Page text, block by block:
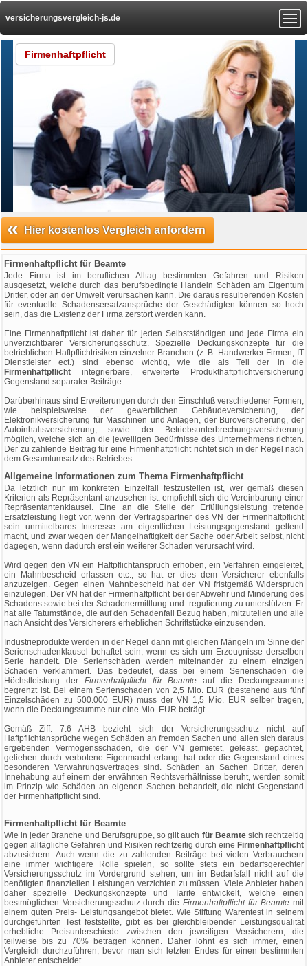
versicherungsvergleich-js.de
Firmenhaftpflicht
« Hier kostenlos Vergleich anfordern
Firmenhaftpflicht für Beamte
Jede Firma ist im beruflichen Alltag bestimmten Gefahren und Risiken
ausgesetzt, welche durch das berufsbedingte Handeln Schäden am Eigentum
Dritter, oder an der Umwelt verursachen kann. Die daraus resultierenden Kosten
für eventuelle Schadensersatzansprüche der Geschädigten können so hoch
sein, das die Existenz der Firma zerstört werden kann.
Eine Firmenhaftpflicht ist daher für jeden Selbstständigen und jede Firma ein
unverzichtbarer Versicherungsschutz. Spezielle Deckungskonzepte für die
betrieblichen Haftpflichtrisiken einzelner Branchen (z. B. Handwerker Firmen, IT
Dienstleister ect.) sind ebenso wichtig, wie die als Teil der in die
Firmenhaftpflicht integrierbare, erweiterte Produkthaftpflichtversicherung
Gegenstand separater Beiträge.
Darüberhinaus sind Erweiterungen durch den Einschluß verschiedener Formen,
wie beispielsweise der gewerblichen Gebäudeversicherung, der
Elektronikversicherung für Maschinen und Anlagen, der Büroversicherung, der
Autoinhaltsversicherung, sowie der Betriebsunterbrechungsversicherung
möglich, welche sich an die jeweiligen Bedürfnisse des Unternehmens richten.
Der zu zahlende Beitrag für eine Firmenhaftpflicht richtet sich in der Regel nach
dem Gesamtumsatz des Betriebes
Allgemeine Informationen zum Thema Firmenhaftpflicht
Da letztlich nur im konkreten Einzelfall festzustellen ist, wer gemäß diesen
Kriterien als Repräsentant anzusehen ist, empfiehlt sich die Vereinbarung einer
Repräsentantenklausel. Eine an die Stelle der Erfüllungsleistung tretende
Ersatzleistung liegt vor, wenn der Vertragspartner des VN der Firmenhaftpflicht
sein unmittelbares Interesse am eigentlichen Leistungsgegenstand geltend
macht, und zwar wegen der Mangelhaftigkeit der Sache oder Arbeit selbst, nicht
dagegen, wenn dadurch erst ein weiterer Schaden verursacht wird.
Wird gegen den VN ein Haftpflichtanspruch erhoben, ein Verfahren eingeleitet,
ein Mahnbescheid erlassen etc., so hat er dies dem Versicherer ebenfalls
anzuzeigen. Gegen einen Mahnbescheid hat der VN fristgemäß Widerspruch
einzulegen. Der VN hat der Firmenhaftpflicht bei der Abwehr und Minderung des
Schadens sowie bei der Schadenermittlung und -regulierung zu unterstützen. Er
hat alle Tatumstände, die auf den Schadenfall Bezug haben, mitzuteilen und alle
nach Ansicht des Versicherers erheblichen Schriftstücke einzusenden.
Industrieprodukte werden in der Regel dann mit gleichen Mängeln im Sinne der
Serienschadenklausel behaftet sein, wenn es sich um Erzeugnisse derselben
Serie handelt. Die Serienschäden werden miteinander zu einem einzigen
Schaden verklammert. Das bedeutet, dass bei einem Serienschaden die
Höchstleistung der Firmenhaftpflicht für Beamte auf die Deckungssumme
begrenzt ist. Bei einem Serienschaden von 2,5 Mio. EUR (bestehend aus fünf
Einzelschäden zu 500.000 EUR) muss der VN 1,5 Mio. EUR selber tragen,
wenn die Deckungssumme nur eine Mio. EUR beträgt.
Gemäß Ziff. 7.6 AHB bezieht sich der Versicherungsschutz nicht auf
Haftpflichtansprüche wegen Schäden an fremden Sachen und allen sich daraus
ergebenden Vermögensschäden, die der VN gemietet, geleast, gepachtet,
geliehen durch verbotene Eigenmacht erlangt hat oder die Gegenstand eines
besonderen Verwahrungsvertrages sind. Schäden an Sachen Dritter, deren
Innehabung auf einem der erwähnten Rechtsverhältnisse beruht, werden somit
im Prinzip wie Schäden an eigenen Sachen behandelt, die nicht Gegenstand
der Firmenhaftpflicht sind.
Firmenhaftpflicht für Beamte
Wie in jeder Branche und Berufsgruppe, so gilt auch für Beamtesich rechtzeitig
gegen alltägliche Gefahren und Risiken rechtzeitig durch eine Firmenhaftpflicht
abzusichern. Auch wenn die zu zahlenden Beiträge bei vielen Verbrauchern
eine immer wichtigere Rolle spielen, so sollte stets ein bedarfsgerechter
Versicherungsschutz im Vordergrund stehen, um im Bedarfsfall nicht auf die
benötigten finanziellen Leistungen verzichten zu müssen. Viele Anbieter haben
daher spezielle Deckungskonzepte und Tarife entwickelt, welche einen
bestmöglichen Versicherungsschutz durch die Firmenhaftpflicht für Beamte mit
einem guten Preis- Leistungsangebot bietet. Wie Stiftung Warentest in seinem
durchgeführten Test feststellte, gibt es bei gleichbleibender Leistungsqualität
erhebliche Preisunterschiede zwischen den jeweiligen Versicherern, die
teilweise bis zu 70% betragen können. Daher lohnt es sich immer, einen
Vergleich durchzuführen, bevor man sich letzten Endes für einen bestimmten
Anbieter entscheidet.